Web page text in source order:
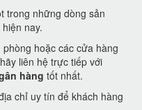
trong những dòng sản
nay.
hoặc các cửa hàng
liên hệ trực tiếp với
hàng tốt nhất.
chỉ uy tín để khách hàng